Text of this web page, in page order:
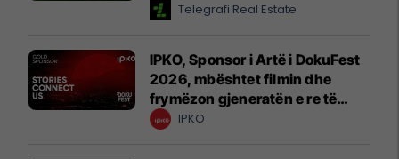
Telegrafi Real Estate
IPKO, Sponsor i Artë i DokuFest
2026, mbështet filmin dhe
frymëzon gjeneratën e re të
krijuesve
IPKO